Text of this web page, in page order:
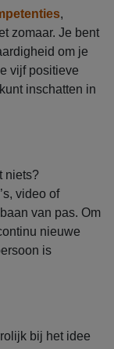
,
zomaar. Je bent
om je
vijf positieve
inschatten in
niets?
video of
van pas. Om
nieuwe
is
bij het idee